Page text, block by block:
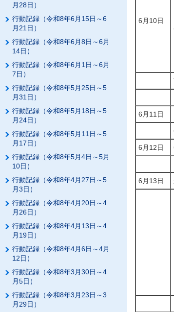
月28日）
行動記録（令和8年6月15日～6
月21日）
行動記録（令和8年6月8日～6月
14日）
行動記録（令和8年6月1日～6月
7日）
行動記録（令和8年5月25日～5
月31日）
行動記録（令和8年5月18日～5
月24日）
行動記録（令和8年5月11日～5
月17日）
行動記録（令和8年5月4日～5月
10日）
行動記録（令和8年4月27日～5
月3日）
行動記録（令和8年4月20日～4
月26日）
行動記録（令和8年4月13日～4
月19日）
行動記録（令和8年4月6日～4月
12日）
行動記録（令和8年3月30日～4
月5日）
行動記録（令和8年3月23日～3
月29日）
6月10日
6月11日
6月12日
6月13日